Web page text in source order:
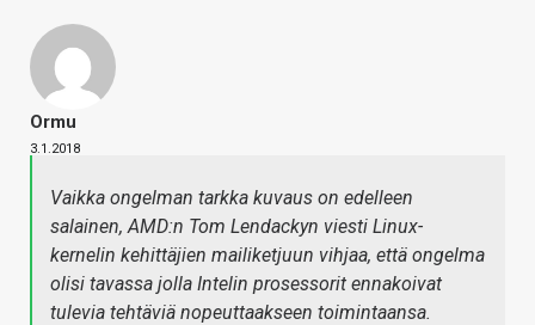
Ormu
3.1.2018
Vaikka ongelman tarkka kuvaus on edelleen
salainen, AMD:n Tom Lendackyn viesti Linux-
kernelin kehittäjien mailiketjuun vihjaa, että ongelma
olisi tavassa jolla Intelin prosessorit ennakoivat
tulevia tehtäviä nopeuttaakseen toimintaansa.